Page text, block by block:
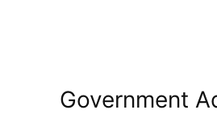
Government